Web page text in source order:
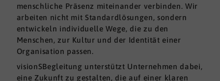
menschliche Präsenz miteinander verbinden. Wir
arbeiten nicht mit Standardlösungen, sondern
entwickeln individuelle Wege, die zu den
Menschen, zur Kultur und der Identität einer
Organisation passen.
visionSBegleitung unterstützt Unternehmen dabei,
eine Zukunft zu gestalten, die auf einer klaren